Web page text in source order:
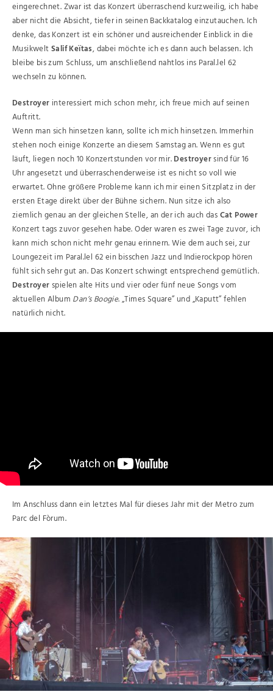
eingerechnet. Zwar ist das Konzert überraschend kurzweilig, ich habe
aber nicht die Absicht, tiefer in seinen Backkatalog einzutauchen. Ich
denke, das Konzert ist ein schöner und ausreichender Einblick in die
MusikweltSalif Keïtas, dabei möchte ich es dann auch belassen. Ich
bleibe bis zum Schluss, um anschließend nahtlos ins Paral.lel 62
wechseln zu können.
Destroyer interessiert mich schon mehr, ich freue mich auf seinen
Auftritt.
Wenn man sich hinsetzen kann, sollte ich mich hinsetzen. Immerhin
stehen noch einige Konzerte an diesem Samstag an. Wenn es gut
läuft, liegen noch 10 Konzertstunden vor mir.Destroyersind für 16
Uhr angesetzt und überraschenderweise ist es nicht so voll wie
erwartet. Ohne größere Probleme kann ich mir einen Sitzplatz in der
ersten Etage direkt über der Bühne sichern. Nun sitze ich also
ziemlich genau an der gleichen Stelle, an der ich auch dasCat Power
Konzert tags zuvor gesehen habe. Oder waren es zwei Tage zuvor, ich
kann mich schon nicht mehr genau erinnern. Wie dem auch sei, zur
Loungezeit im Paral.lel 62 ein bisschen Jazz und Indierockpop hören
fühlt sich sehr gut an. Das Konzert schwingt entsprechend gemütlich.
Destroyerspielen alte Hits und vier oder fünf neue Songs vom
aktuellen Album Dan’s Boogie. „Times Square” und „Kaputt” fehlen
natürlich nicht.
Im Anschluss dann ein letztes Mal für dieses Jahr mit der Metro zum
Parc del Fòrum.